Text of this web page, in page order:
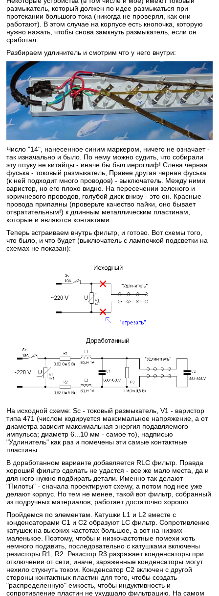
размыкатель, который должен по идее размыкаться при
протекании большого тока (никогда не проверял, как они
работают). В этом случае на корпусе есть кнопочка, которую
нужно нажать, чтобы снова замкнуть размыкатель, если он
сработал.
Разбираем удлинитель и смотрим что у него внутри:
Число "14", нанесенное синим маркером, ничего не означает -
так изначально и было. По нему можно судить, что собирали
эту штуку не китайцы - иначе бы был иероглиф! Слева черная
фуська - токовый размыкатель, Правее другая черная фуська
(к ней подходит много проводов) - выключатель. Между ними
варистор, но его плохо видно. На пересечении зеленого и
коричневого проводов, голубой диск внизу - это он. Красные
провода припаяны (проверьте качество пайки, оно бывает
отвратительным!) к длинным металлическим пластинам,
которые и являются контактами.
Теперь встраиваем внутрь фильтр, и готово. Вот схемы того,
что было, и что будет (выключатель с лампочкой подсветки на
схемах не показан):
На исходной схеме: Sc - токовый размыкатель, V1 - варистор
типа 471 (числом кодируется максимальное напряжение, а от
диаметра зависит максимальная энергия подавляемого
импульса; диаметр 6...10 мм - самое то), надписью
"Удлинитель" как раз и помечены эти самые контактные
пластины.
В доработанном варианте добавляется RLC фильтр. Правда
хороший фильтр сделать не удастся - все же мало места, да и
для него нужно подбирать детали. Именно так делают
"Пилоты" - сначала проектируют схему, а потом под нее уже
делают корпус. Но тем не менее, такой вот фильтр, собранный
из подручных материалов, работает достаточно хорошо.
Пройдемся по элементам. Катушки L1 и L2 вместе с
конденсаторами С1 и С2 образуют LC фильтр. Сопротивление
катушек на высоких частотах большое, а вот на низких -
маленькое. Поэтому, чтобы и низкочастотные помехи хоть
немного подавить, последовательно с катушками включены
резисторы R1, R2. Резистор R3 разряжает конденсаторы при
отключении от сети, иначе, заряженные конденсаторы могут
нехило стукнуть током. Конденсатор С2 включен с другой
стороны контактных пластин для того, чтобы создать
"распределенную" емкость, чтобы индуктивность и
сопротивление пластин не ухудшало фильтрацию. На самом